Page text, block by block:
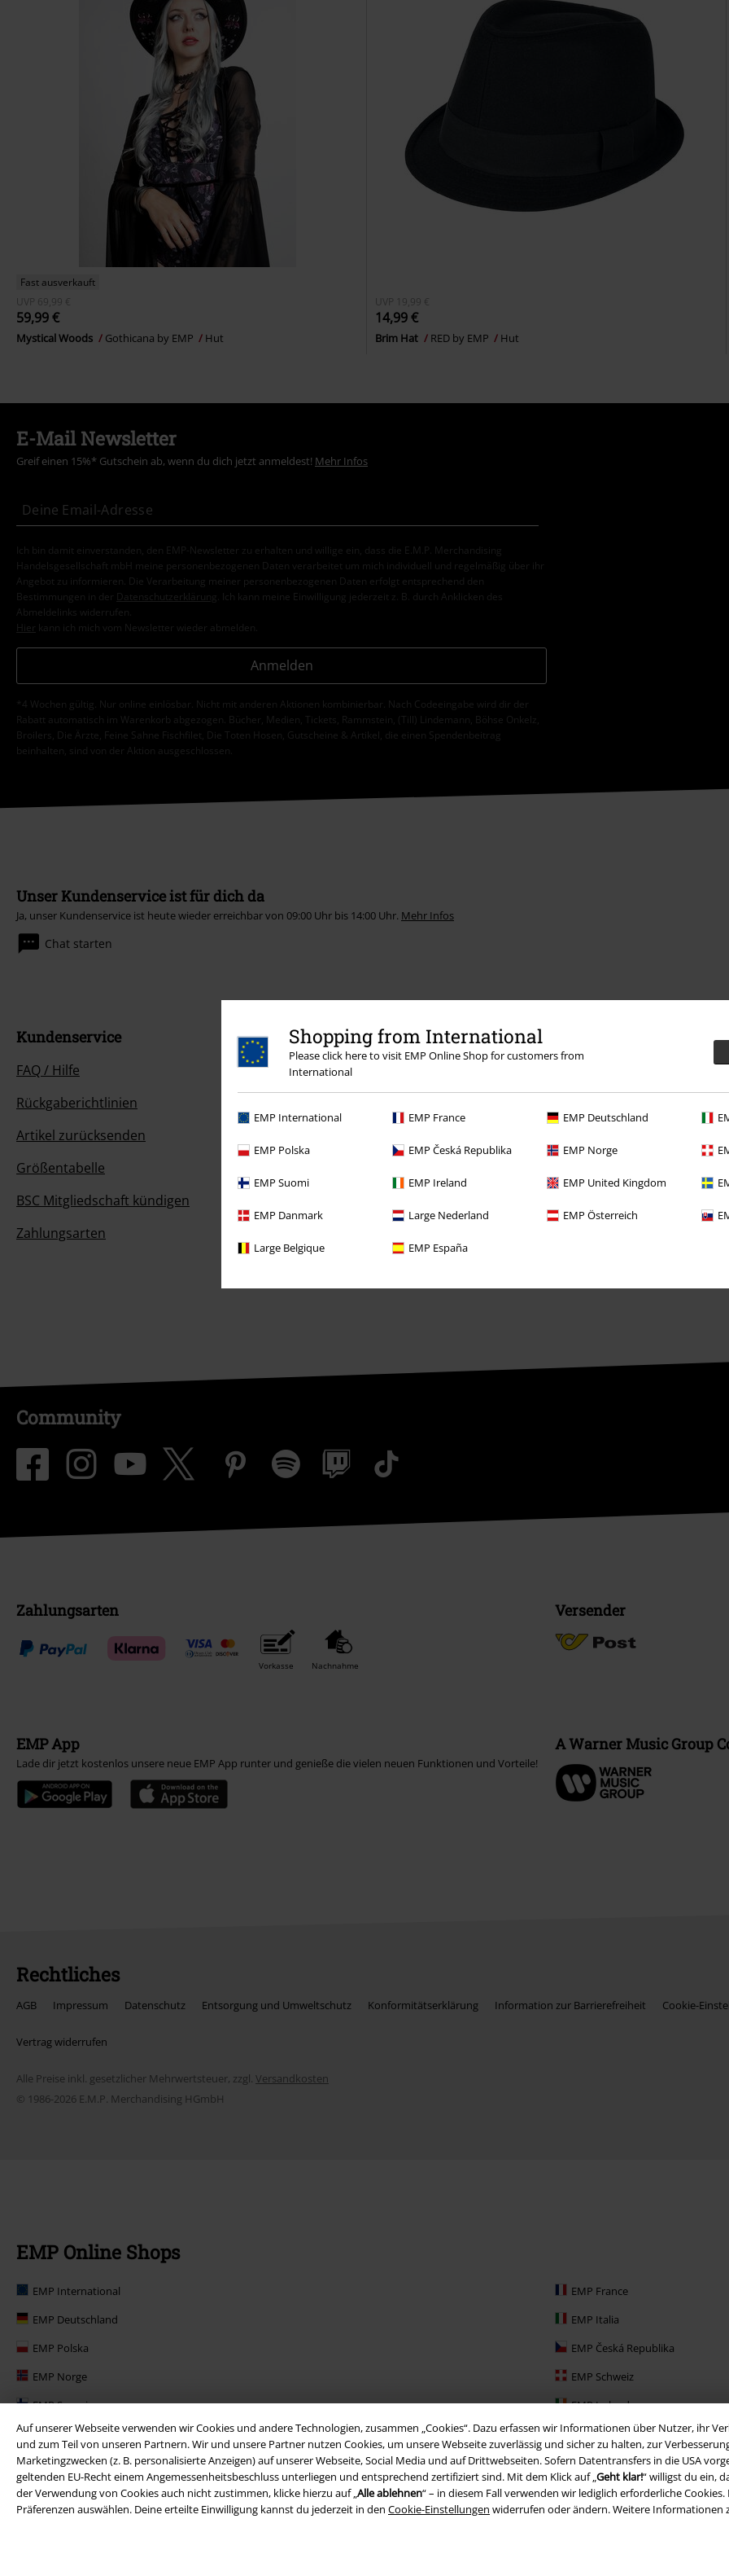
Shopping from International
Please click here to visit EMP Online Shop for customers from
International
EMP International EMP France EMP Deutschland
EMP Polska EMP Česká Republika EMP Norge
EMP Suomi EMP Ireland EMP United Kingdom
EMP Danmark Large Nederland EMP Österreich
Large Belgique EMP España
Auf unserer Webseite verwenden wir Cookies und andere Technologien, zusammen „Cookies“. Dazu erfassen wir Informationen über Nutzer, ihr
und zum Teil von unseren Partnern. Wir und unsere Partner nutzen Cookies, um unsere Webseite zuverlässig und sicher zu halten, zur
Marketingzwecken (z. B. personalisierte Anzeigen) auf unserer Webseite, Social Media und auf Drittwebseiten. Sofern Datentransfers in die USA
geltenden EU-Recht einem Angemessenheitsbeschluss unterliegen und entsprechend zertifiziert sind. Mit dem Klick auf „Geht klar!“ willigst du ein,
der Verwendung von Cookies auch nicht zustimmen, klicke hierzu auf „Alle ablehnen“ – in diesem Fall verwenden wir lediglich erforderliche
Präferenzen auswählen. Deine erteilte Einwilligung kannst du jederzeit in den Cookie-Einstellungen widerrufen oder ändern. Weitere Informationen
Fast ausverkauft
UVP
69,99 €
59,99 €
Mystical Woods Gothicana by EMP Hut
UVP 19,99 €
14,99 €
Brim Hat RED by EMP Hut
E-Mail Newsletter
Greif einen 15%* Gutschein ab, wenn du dich jetzt anmeldest! Mehr Infos
Ich bin damit einverstanden, den EMP-Newsletter zu erhalten und willige ein, dass die E.M.P. Merchandising
Handelsgesellschaft mbH meine personenbezogenen Daten verarbeitet um mich individuell und regelmäßig über ihr
Angebot zu informieren. Die Verarbeitung meiner personenbezogenen Daten erfolgt entsprechend den
Bestimmungen in der
Datenschutzerklärung
. Ich kann meine Einwilligung jederzeit z. B. durch Anklicken des
Abmeldelinks widerrufen.
Hier kann ich mich vom Newsletter wieder abmelden.
Anmelden
*4 Wochen gültig. Nur online einlösbar. Nicht mit anderen Aktionen kombinierbar. Nach Codeeingabe wird dir der
Rabatt automatisch im Warenkorb abgezogen. Bücher, Medien, Tickets, Rammstein, (Till) Lindemann, Böhse Onkelz,
Broilers, Die Ärzte, Feine Sahne Fischfilet, Die Toten Hosen, Gutscheine & Artikel, die einen Spendenbeitrag
beinhalten, sind von der Aktion ausgeschlossen.
Unser Kundenservice ist für dich da
Ja, unser Kundenservice ist heute wieder erreichbar von 09:00 Uhr bis 14:00 Uhr. Mehr Infos
Chat starten
Kundenservice
FAQ / Hilfe
Rückgaberichtlinien
Artikel zurücksenden
Größentabelle
BSC Mitgliedschaft kündigen
Zahlungsarten
Angebote für dich
Community
Zahlungsarten
Vorkasse Nachnahme
Versender
EMP App
Lade dir jetzt kostenlos unsere neue EMP App runter und genieße die vielen neuen Funktionen und Vorteile!
A Warner Music Group
Rechtliches
AGB Impressum Datenschutz Entsorgung und Umweltschutz Konformitätserklärung Information zur Barrierefreiheit Cookie-
Vertrag widerrufen
Alle Preise inkl. gesetzlicher Mehrwertsteuer, zzgl. Versandkosten
© 1986-2026 E.M.P. Merchandising HGmbH
EMP Online Shops
EMP International
EMP France
EMP Deutschland
EMP Italia
EMP Polska
EMP Česká Republika
EMP Norge
EMP Schweiz
EMP Suomi
EMP Ireland
EMP United Kingdom
EMP Sverige
EMP Danmark
Large Nederland
EMP Österreich
EMP Slovensko